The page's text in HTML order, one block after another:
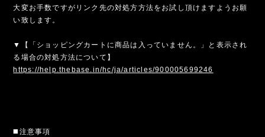
大変お手数ですがリンク先の対処方方法をお試し頂けますようお願
い致します。
▼【「ショッピングカートに商品は入っていません。」と表示され
る場合の対処方法について】
https://help.thebase.in/hc/ja/articles/900005699246
◼️注意事項